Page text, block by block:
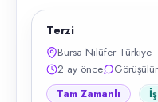
Terzi
Bursa Nilüfer Türkiye
2 ay önce
Görüşülür
Tam Zamanlı